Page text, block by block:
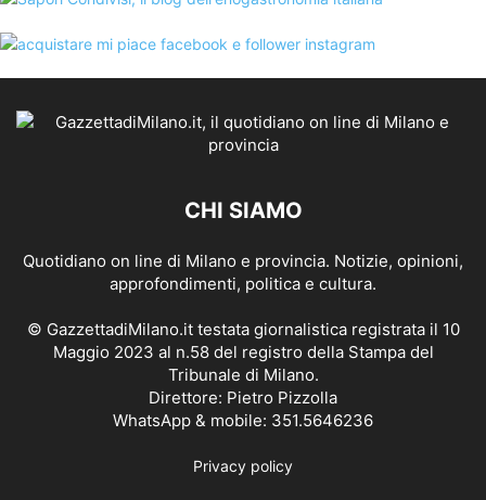
CHI SIAMO
Quotidiano on line di Milano e provincia. Notizie, opinioni,
approfondimenti, politica e cultura.
© GazzettadiMilano.it testata giornalistica registrata il 10
Maggio 2023 al n.58 del registro della Stampa del
Tribunale di Milano.
Direttore: Pietro Pizzolla
WhatsApp & mobile: 351.5646236
Privacy policy